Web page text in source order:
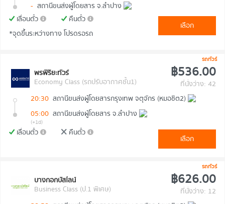
- สถานีขนส่งผู้โดยสาร จ.ลำปาง
เลื่อนตั๋ว
คืนตั๋ว
*จุดขึ้นระหว่างทาง โปรดรอรถ
เลือก
รถทัวร์
พรพิริยะทัวร์
Economy Class (รถปรับอากาศชั้น1)
฿536.00
ที่นั่งว่าง: 42
20:30 สถานีขนส่งผู้โดยสารกรุงเทพ จตุจักร (หมอชิต2)
05:00 สถานีขนส่งผู้โดยสาร จ.ลำปาง
(+1d)
เลื่อนตั๋ว คืนตั๋ว
เลือก
รถทัวร์
บางกอกบัสไลน์
Business Class (ป.1 พิเศษ)
฿626.00
ที่นั่งว่าง: 12